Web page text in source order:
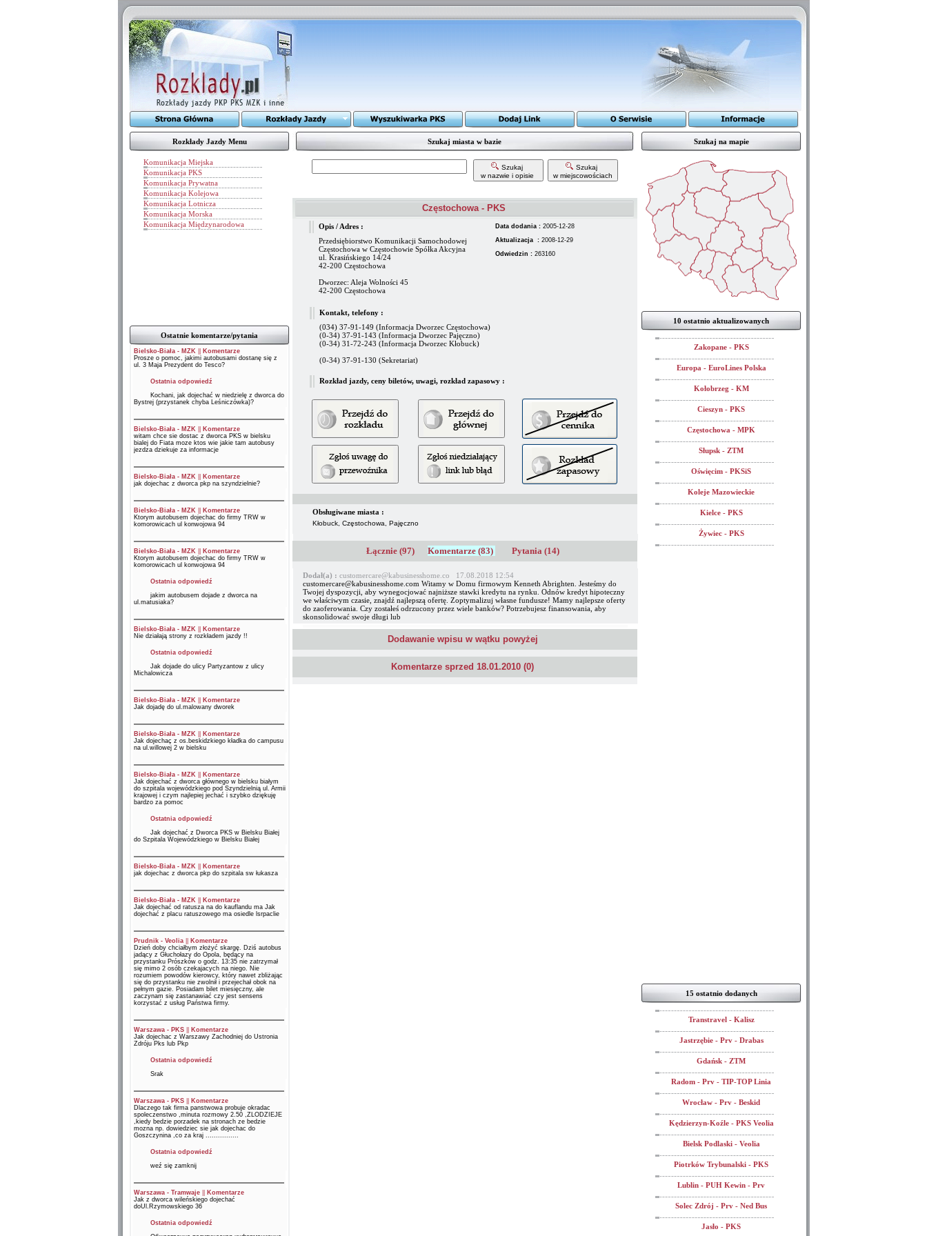
Rozkłady Jazdy Menu
Komunikacja Miejska
Komunikacja PKS
Komunikacja Prywatna
Komunikacja Kolejowa
Komunikacja Lotnicza
Komunikacja Morska
Komunikacja Międzynarodowa
Ostatnie komentarze/pytania
Bielsko-Biała - MZK||
Komentarze
Prosze o pomoc, jakimi autobusami dostanę się z
ul. 3 Maja Prezydent do Tesco?
Ostatnia odpowiedź
Kochani, jak dojechać w niedzielę z dworca do
Bystrej (przystanek chyba Leśniczówka)?
Bielsko-Biała - MZK||
Komentarze
witam chce sie dostac z dworca PKS w bielsku
bialej do Fiata moze ktos wie jakie tam autobusy
jezdza dziekuje za informacje
Bielsko-Biała - MZK||
Komentarze
jak dojechac z dworca pkp na szyndzielnie?
Bielsko-Biała - MZK||
Komentarze
Ktorym autobusem dojechac do firmy TRW w
komorowicach ul konwojowa 94
Bielsko-Biała - MZK||
Komentarze
Ktorym autobusem dojechac do firmy TRW w
komorowicach ul konwojowa 94
Ostatnia odpowiedź
jakim autobusem dojade z dworca na
ul.matusiaka?
Bielsko-Biała - MZK||
Komentarze
Nie działają strony z rozkładem jazdy !!
Ostatnia odpowiedź
Jak dojade do ulicy Partyzantow z ulicy
Michalowicza
Bielsko-Biała - MZK||
Komentarze
Jak dojadę do ul.malowany dworek
Bielsko-Biała - MZK||
Komentarze
Jak dojechaç z os.beskidzkiego kładka do campusu
na ul.willowej 2 w bielsku
Bielsko-Biała - MZK||
Komentarze
Jak dojechać z dworca głównego w bielsku białym
do szpitala wojewódzkiego pod Szyndzielnią ul. Armii
krajowej i czym najlepiej jechać i szybko dziękuję
bardzo za pomoc
Ostatnia odpowiedź
Jak dojechać z Dworca PKS w Bielsku Białej
do Szpitala Wojewódzkiego w Bielsku Białej
Bielsko-Biała - MZK||
Komentarze
jak dojechac z dworca pkp do szpitala sw łukasza
Bielsko-Biała - MZK||
Komentarze
Jak dojechać od ratusza na do kauflandu ma Jak
dojechać z placu ratuszowego ma osiedle lsrpaclie
Prudnik - Veolia||
Komentarze
Dzień doby chciałbym złożyć skargę. Dziś autobus
jadący z Głuchołazy do Opola, będący na
przystanku Prószków o godz. 13:35 nie zatrzymał
się mimo 2 osób czekajacych na niego. Nie
rozumiem powodów kierowcy, który nawet zbliżając
się do przystanku nie zwolnił i przejechał obok na
pełnym gazie. Posiadam bilet miesięczny, ale
zaczynam się zastanawiać czy jest sensens
korzystać z usług Państwa firmy.
Warszawa - PKS||
Komentarze
Jak dojechac z Warszawy Zachodniej do Ustronia
Zdróju Pks lub Pkp
Ostatnia odpowiedź
Srak
Warszawa - PKS||
Komentarze
Dlaczego tak firma panstwowa probuje okradac
spoleczenstwo ,minuta rozmowy 2.50 ,ZLODZIEJE
,kiedy bedzie porzadek na stronach ze bedzie
mozna np. dowiedziec sie jak dojechac do
Goszczynina ,co za kraj ................
Ostatnia odpowiedź
weź się zamknij
Warszawa - Tramwaje||
Komentarze
Jak z dworca wileńskiego dojechać
doUl.Rzymowskiego 36
Ostatnia odpowiedź
Szukaj miasta w bazie
Szukaj
w nazwie i opisie
Szukaj
w miejscowościach
Częstochowa - PKS
Opis / Adres : Data dodania : 2005-12-28
Przedsiębiorstwo Komunikacji Samochodowej
Częstochowa w Częstochowie Spółka Akcyjna
ul. Krasińskiego 14/24
42-200 Częstochowa
Dworzec: Aleja Wolności 45
42-200 Częstochowa
Aktualizacja : 2008-12-29
Odwiedzin : 263160
Kontakt, telefony :
(034) 37-91-149 (Informacja Dworzec Częstochowa)
(0-34) 37-91-143 (Informacja Dworzec Pajęczno)
(0-34) 31-72-243 (Informacja Dworzec Kłobuck)
(0-34) 37-91-130 (Sekretariat)
Rozkład jazdy, ceny biletów, uwagi, rozkład zapasowy :
Obsługiwane miasta :
Kłobuck, Częstochowa, Pajęczno
Łącznie (97) Komentarze (83) Pytania (14)
Dodał(a) : customercare@kabusinesshome.co 17.08.2018 12:54
customercare@kabusinesshome.com Witamy w Domu firmowym Kenneth Abrighten. Jesteśmy do
Twojej dyspozycji, aby wynegocjować najniższe stawki kredytu na rynku. Odnów kredyt hipoteczny
we właściwym czasie, znajdź najlepszą ofertę. Zoptymalizuj własne fundusze! Mamy najlepsze oferty
do zaoferowania. Czy zostałeś odrzucony przez wiele banków? Potrzebujesz finansowania, aby
skonsolidować swoje długi lub
Dodawanie wpisu w wątku powyżej
Komentarze sprzed 18.01.2010 (0)
Szukaj na mapie
10 ostatnio aktualizowanych
Zakopane - PKS
Europa - EuroLines Polska
Kołobrzeg - KM
Cieszyn - PKS
Częstochowa - MPK
Słupsk - ZTM
Oświęcim - PKSiS
Koleje Mazowieckie
Kielce - PKS
Żywiec - PKS
15 ostatnio dodanych
Transtravel - Kalisz
Jastrzębie - Prv - Drabas
Gdańsk - ZTM
Radom - Prv - TIP-TOP Linia
Wrocław - Prv - Beskid
Kędzierzyn-Koźle - PKS Veolia
Bielsk Podlaski - Veolia
Piotrków Trybunalski - PKS
Lublin - PUH Kewin - Prv
Solec Zdrój - Prv - Ned Bus
Jasło - PKS